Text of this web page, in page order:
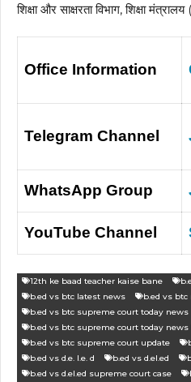
शिक्षा और साक्षरता विभाग, शिक्षा
Office Information
Telegram Channel
WhatsApp Group
YouTube Channel
12th ke baad teacher kaise bane
b.ed vs btc latest news
b.ed vs btc
b.ed vs btc supreme court today news
b.ed vs btc supreme court today news
b.ed vs btc supreme court update
b.ed vs d.e. l.e. d
b.ed vs d.el.ed
b.ed vs d.el.ed supreme court case